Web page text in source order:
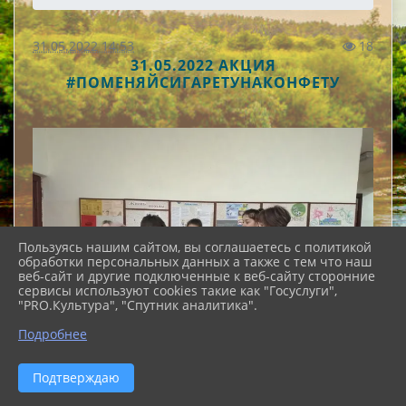
31.05.2022 14:53 18
31.05.2022 АКЦИЯ
#ПОМЕНЯЙСИГАРЕТУНАКОНФЕТУ
Пользуясь нашим сайтом, вы соглашаетесь с политикой
обработки персональных данных а также с тем что наш
веб-сайт и другие подключенные к веб-сайту сторонние
сервисы используют cookies такие как "Госуслуги",
"PRO.Культура", "Спутник аналитика".
Подробнее
Подтверждаю